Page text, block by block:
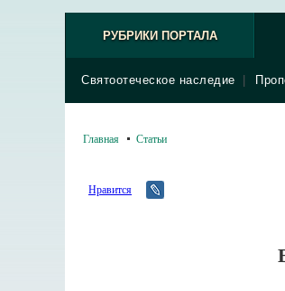
РУБРИКИ ПОРТАЛА
Святоотеческое наследие
Главная Статьи
Нравится